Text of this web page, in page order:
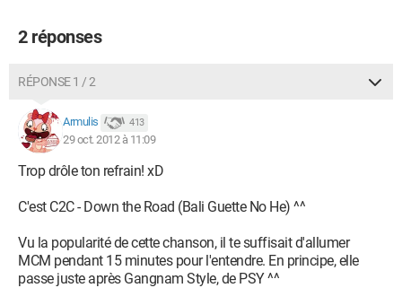
2 réponses
RÉPONSE 1 / 2
Armulis 413
29 oct. 2012 à 11:09
Trop drôle ton refrain! xD
C'est C2C - Down the Road (Bali Guette No He) ^^
Vu la popularité de cette chanson, il te suffisait d'allumer
MCM pendant 15 minutes pour l'entendre. En principe, elle
passe juste après Gangnam Style, de PSY ^^